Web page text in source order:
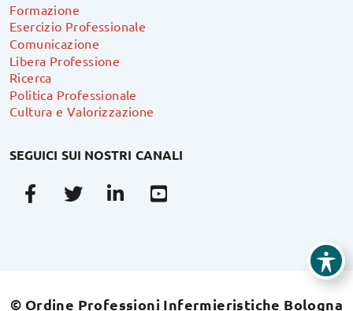
Formazione
Esercizio Professionale
Comunicazione
Libera Professione
Ricerca
Politica Professionale
Cultura e Valorizzazione
SEGUICI SUI NOSTRI CANALI
FacebookTwitterLinkedin
© Ordine Professioni Infermieristiche Bologna